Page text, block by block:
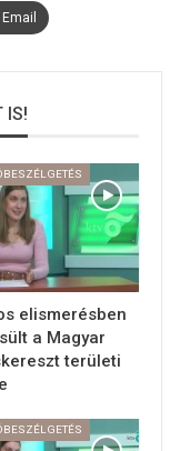
Email
IS!
elismerésben
a Magyar
területi